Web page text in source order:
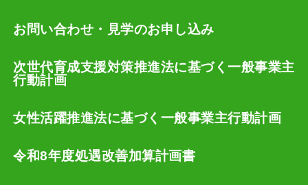
お問い合わせ・見学のお申し込み
次世代育成支援対策推進法に基づく一般事業主
行動計画
女性活躍推進法に基づく一般事業主行動計画
令和8年度処遇改善加算計画書